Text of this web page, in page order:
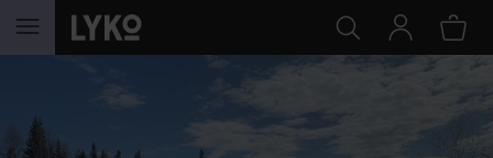
HOPPA TILL INNEHÅLLET